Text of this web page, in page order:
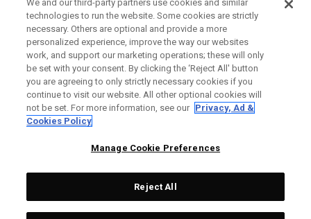
A PROPOS
MENTIONS LÉGALES
We and our third-party partners use cookies and similar
technologies to run the website. Some cookies are strictly
necessary. Others are optional and provide a more
personalized experience, improve the way our websites
work, and support our marketing operations; these will only
be set with your consent. By clicking the ‘Reject All' button
you are agreeing to only strictly necessary cookies if you
continue to visit our website. All other optional cookies will
not be set. For more information, see our Privacy, Ad &
Cookies Policy
Manage Cookie Preferences
Reject All